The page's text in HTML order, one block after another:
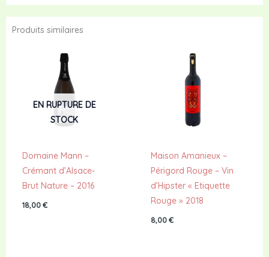
Produits similaires
EN RUPTURE DE
STOCK
Domaine Mann –
Crémant d’Alsace-
Brut Nature – 2016
18,00€
Maison Amanieux –
Périgord Rouge – Vin
d’Hipster « Etiquette
Rouge » 2018
8,00€